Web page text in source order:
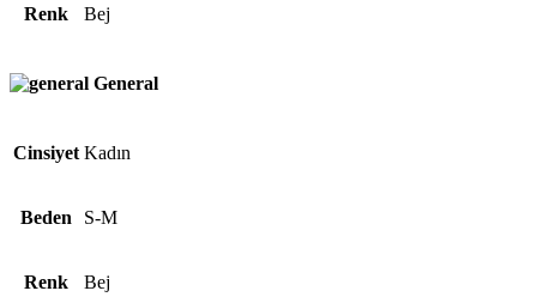
Renk Bej
General
Cinsiyet Kadın
Beden S-M
Renk Bej